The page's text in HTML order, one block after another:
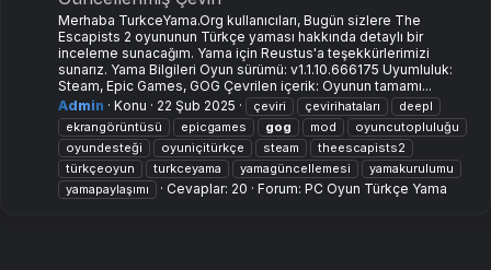
Merhaba TurkceYama.Org kullanıcıları, Bugün sizlere The
Escapists 2 oyununun Türkçe yaması hakkında detaylı bir
inceleme sunacağım. Yama için Reustus'a teşekkürlerimizi
sunarız. Yama Bilgileri Oyun sürümü: v1.1.10.666175 Uyumluluk:
Steam, Epic Games, GOG Çevrilen içerik: Oyunun tamamı...
Admin
Konu 22 Şub 2025 çeviri çevirihataları
deepl
ekrangörüntüsü
epicgames gog mod
oyuncutopluluğu
oyundesteği
oyuni̇çitürkçe steam
theescapists2
türkçeoyun
turkceyama yamagüncellemesi
yamakurulumu
yamapaylaşımı
Cevaplar: 20 Forum: PC Oyun Türkçe Yama